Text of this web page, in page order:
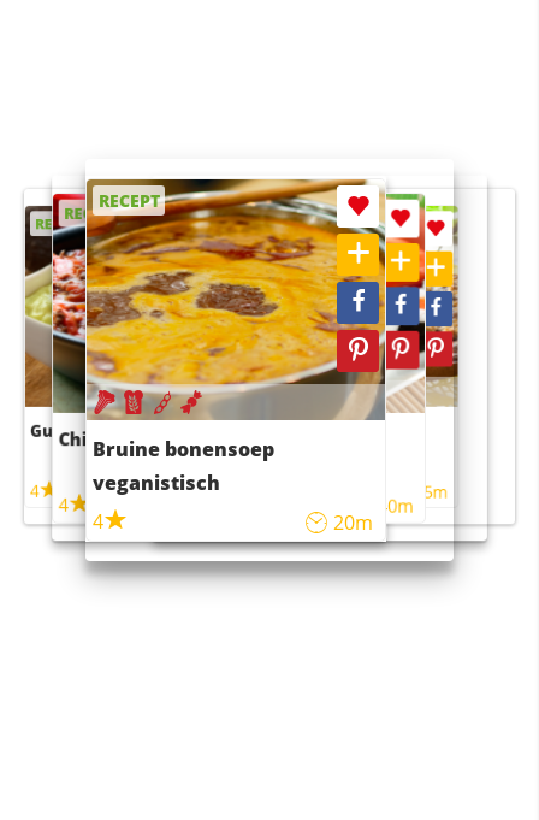
RECEPT
Guacamole
4
RECEPT
Chili con carne
4
RECEPT
Bruine bonensoep
veganistisch
4
20m
RECEPT
Sushi rijstsalade
maaltijdsalade
40m
RECEPT
4 55m